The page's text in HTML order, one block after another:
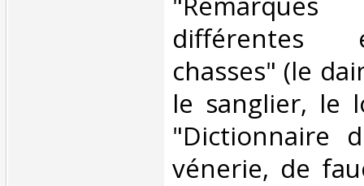
différentes
chasses" (le
le sanglier, le
"Dictionnaire
vénerie, de